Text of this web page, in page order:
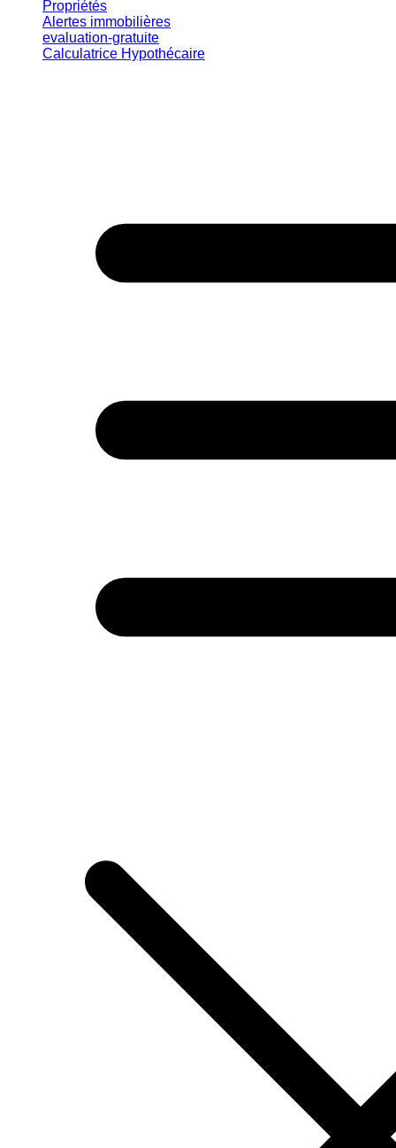
Propriétés
Alertes immobilières
evaluation-gratuite
Calculatrice Hypothécaire